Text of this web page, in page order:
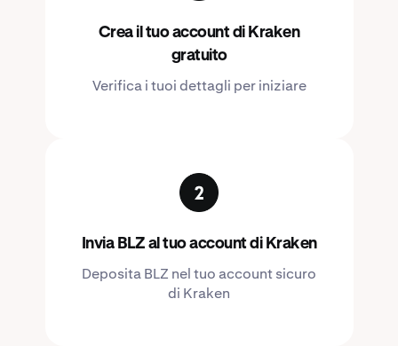
Crea il tuo account di Kraken
gratuito
Verifica i tuoi dettagli per iniziare
Invia BLZ al tuo account di Kraken
Deposita BLZ nel tuo account sicuro
di Kraken